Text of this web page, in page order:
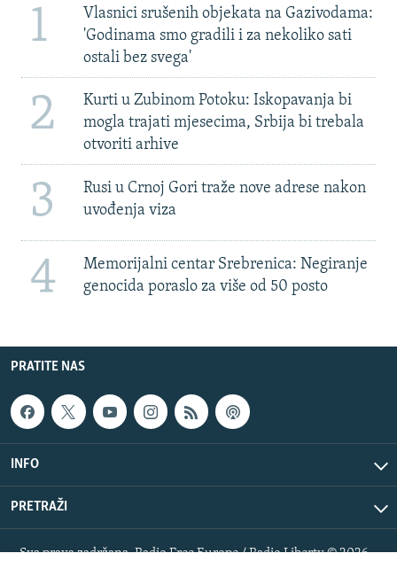
1
Vlasnici srušenih objekata na Gazivodama:
'Godinama smo gradili i za nekoliko sati
ostali bez svega'
2
Kurti u Zubinom Potoku: Iskopavanja bi
mogla trajati mjesecima, Srbija bi trebala
otvoriti arhive
3
Rusi u Crnoj Gori traže nove adrese nakon
uvođenja viza
4
Memorijalni centar Srebrenica: Negiranje
genocida poraslo za više od 50 posto
PRATITE NAS
INFO
PRETRAŽI
Sva prava zadržana. Radio Free Europe / Radio Liberty © 2026